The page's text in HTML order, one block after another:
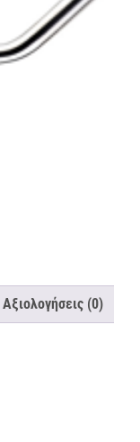
Αξιολογήσεις (0)